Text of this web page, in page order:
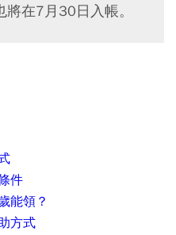
在7月30日入帳。
件
能領？
方式